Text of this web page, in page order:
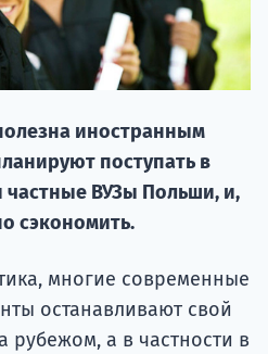
иностранным
поступать в
частные ВУЗы Польши, и,
сэкономить.
многие современные
останавливают свой
рубежом, а в частности в
20.09
НАБОР